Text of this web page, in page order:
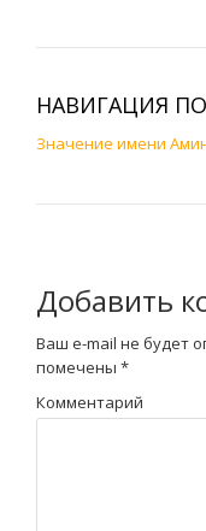
НАВИГАЦИЯ
Значение имени
Добавить
Ваш e-mail не будет
помечены *
Комментарий